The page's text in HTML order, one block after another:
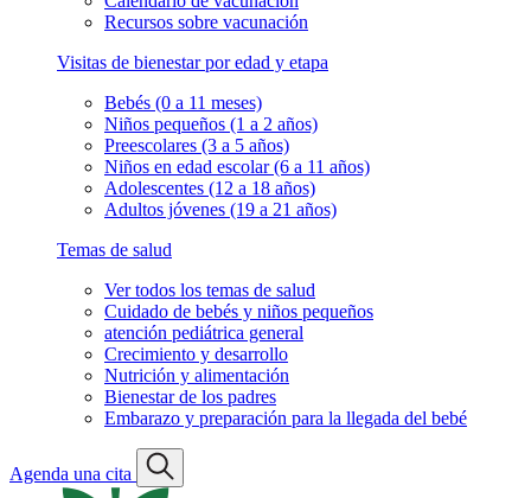
Recursos sobre vacunación
Visitas de bienestar por edad y etapa
Bebés (0 a 11 meses)
Niños pequeños (1 a 2 años)
Preescolares (3 a 5 años)
Niños en edad escolar (6 a 11 años)
Adolescentes (12 a 18 años)
Adultos jóvenes (19 a 21 años)
Temas de salud
Ver todos los temas de salud
Cuidado de bebés y niños pequeños
atención pediátrica general
Crecimiento y desarrollo
Nutrición y alimentación
Bienestar de los padres
Embarazo y preparación para la llegada del bebé
Agenda una cita